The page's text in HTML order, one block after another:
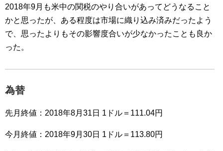
2018年9月も米中の関税のやり合いがあってどうなること
かと思ったが、ある程度は市場に織り込み済みだったよう
で、思ったよりもその影響度合いが少なかったことも良か
った。
為替
先月終値：2018年8月31日 1ドル＝111.04円
今月終値：2018年9月30日 1ドル＝113.80円